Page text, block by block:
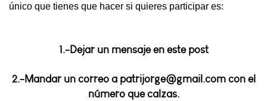
único que tienes que hacer si quieres participar es:
1.-Dejar un mensaje en este post
2.-Mandar un correo a patrijorge@gmail.com con el
número que calzas.